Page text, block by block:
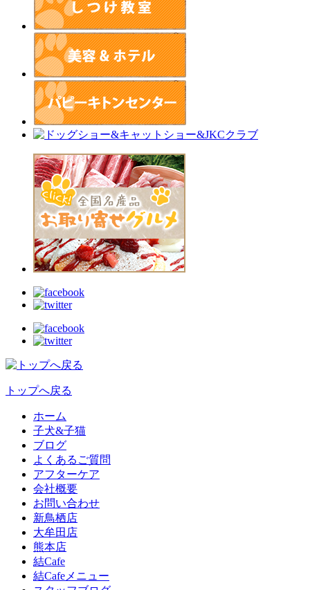
トップへ戻る
ホーム
子犬&子猫
ブログ
よくあるご質問
アフターケア
会社概要
お問い合わせ
新鳥栖店
大牟田店
熊本店
結Cafe
結Cafeメニュー